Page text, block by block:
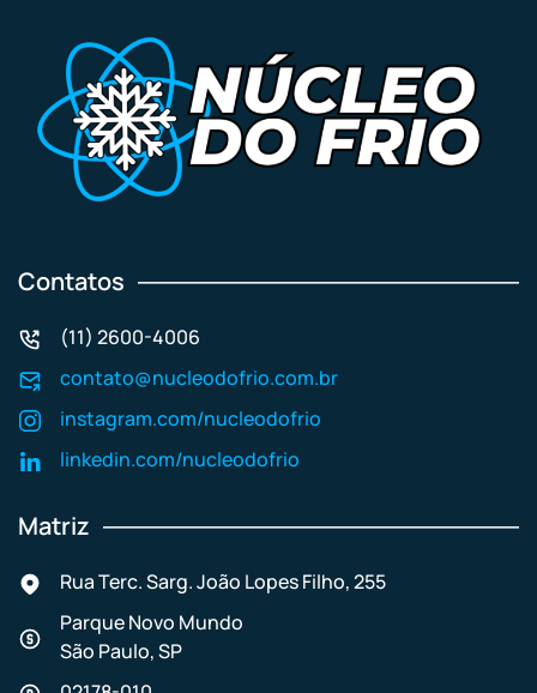
Contatos
(11) 2600-4006
contato@nucleodofrio.com.br
instagram.com/nucleodofrio
linkedin.com/nucleodofrio
Matriz
Rua Terc. Sarg. João Lopes Filho, 255
Parque Novo Mundo
São Paulo, SP